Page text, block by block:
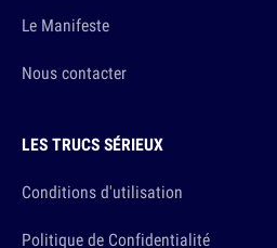
Le Manifeste
Nous contacter
LES TRUCS SÉRIEUX
Conditions d'utilisation
Politique de Confidentialité